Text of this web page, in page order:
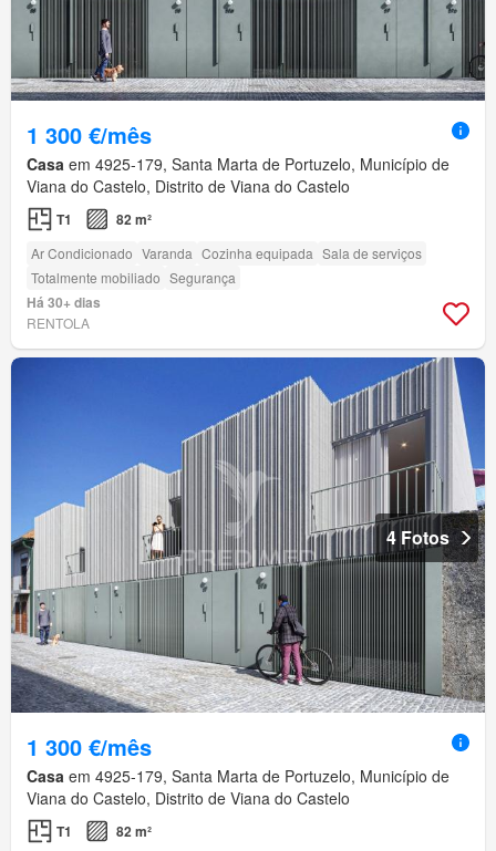
1 300 €/mês
Casa em 4925-179, Santa Marta de Portuzelo, Município de
Viana do Castelo, Distrito de Viana do Castelo
T1 82 m²
Ar Condicionado Varanda Cozinha equipada Sala de serviços
Totalmente mobiliado Segurança
Há 30+ dias
RENTOLA
4 Fotos
1 300 €/mês
Casa em 4925-179, Santa Marta de Portuzelo, Município de
Viana do Castelo, Distrito de Viana do Castelo
T1 82 m²